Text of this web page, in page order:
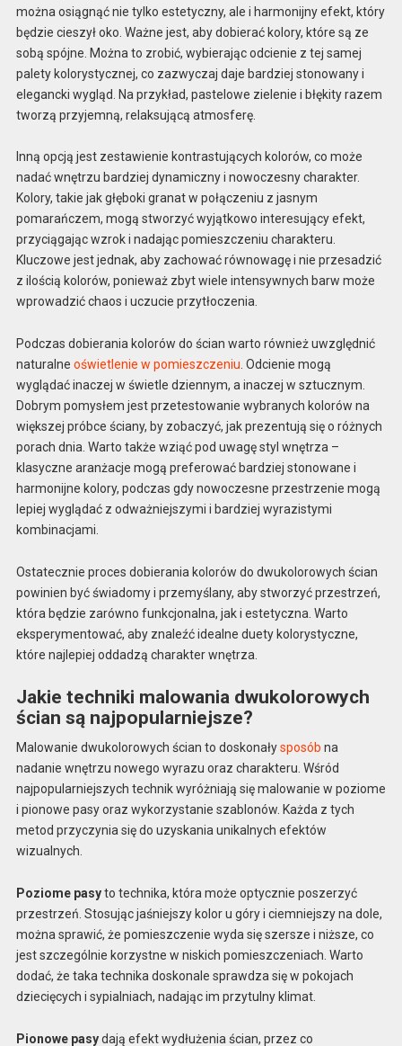
można osiągnąć nie tylko estetyczny, ale i harmonijny efekt, który
będzie cieszył oko. Ważne jest, aby dobierać kolory, które są ze
sobą spójne. Można to zrobić, wybierając odcienie z tej samej
palety kolorystycznej, co zazwyczaj daje bardziej stonowany i
elegancki wygląd. Na przykład, pastelowe zielenie i błękity razem
tworzą przyjemną, relaksującą atmosferę.
Inną opcją jest zestawienie kontrastujących kolorów, co może
nadać wnętrzu bardziej dynamiczny i nowoczesny charakter.
Kolory, takie jak głęboki granat w połączeniu z jasnym
pomarańczem, mogą stworzyć wyjątkowo interesujący efekt,
przyciągając wzrok i nadając pomieszczeniu charakteru.
Kluczowe jest jednak, aby zachować równowagę i nie przesadzić
z ilością kolorów, ponieważ zbyt wiele intensywnych barw może
wprowadzić chaos i uczucie przytłoczenia.
Podczas dobierania kolorów do ścian warto również uwzględnić
naturalne oświetlenie w pomieszczeniu . Odcienie mogą
wyglądać inaczej w świetle dziennym, a inaczej w sztucznym.
Dobrym pomysłem jest przetestowanie wybranych kolorów na
większej próbce ściany, by zobaczyć, jak prezentują się o różnych
porach dnia. Warto także wziąć pod uwagę styl wnętrza –
klasyczne aranżacje mogą preferować bardziej stonowane i
harmonijne kolory, podczas gdy nowoczesne przestrzenie mogą
lepiej wyglądać z odważniejszymi i bardziej wyrazistymi
kombinacjami.
Ostatecznie proces dobierania kolorów do dwukolorowych ścian
powinien być świadomy i przemyślany, aby stworzyć przestrzeń,
która będzie zarówno funkcjonalna, jak i estetyczna. Warto
eksperymentować, aby znaleźć idealne duety kolorystyczne,
które najlepiej oddadzą charakter wnętrza.
Jakie techniki malowania dwukolorowych
ścian są najpopularniejsze?
Malowanie dwukolorowych ścian to doskonałysposób na
nadanie wnętrzu nowego wyrazu oraz charakteru. Wśród
najpopularniejszych technik wyróżniają się malowanie w poziome
i pionowe pasy oraz wykorzystanie szablonów. Każda z tych
metod przyczynia się do uzyskania unikalnych efektów
wizualnych.
Poziome pasyto technika, która może optycznie poszerzyć
przestrzeń. Stosując jaśniejszy kolor u góry i ciemniejszy na dole,
można sprawić, że pomieszczenie wyda się szersze i niższe, co
jest szczególnie korzystne w niskich pomieszczeniach. Warto
dodać, że taka technika doskonale sprawdza się w pokojach
dziecięcych i sypialniach, nadając im przytulny klimat.
Pionowe pasydają efekt wydłużenia ścian, przez co